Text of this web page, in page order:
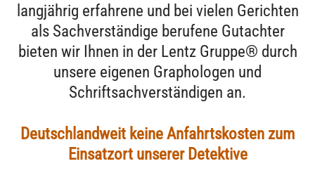
langjährig erfahrene und bei vielen Gerichten
als Sachverständige berufene Gutachter
bieten wir Ihnen in der Lentz Gruppe® durch
unsere eigenen Graphologen und
Schriftsachverständigen an.
Deutschlandweit keine Anfahrtskosten zum
Einsatzort unserer Detektive